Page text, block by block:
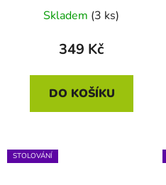
hodnocení
produktu
5,0
z
Skladem (3 ks)
349 Kč
DO KOŠÍKU
STOLOVÁNÍ